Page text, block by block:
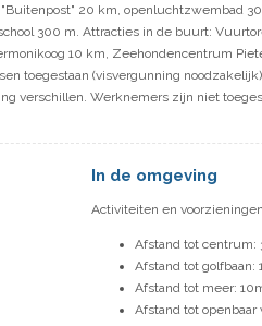
20 km, openluchtzwembad
300 m. Attracties in de buurt:
10 km, Zeehondencentrum
toegestaan (visvergunning
verschillen. Werknemers zijn niet
In de omgeving
Activiteiten en
Afstand tot centrum:
Afstand tot golfbaan:
Afstand tot meer:
Afstand tot openbaar